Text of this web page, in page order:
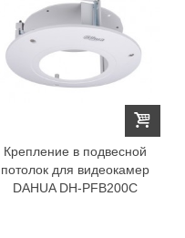
Крепление в подвесной
потолок для видеокамер
DAHUA DH-PFB200C